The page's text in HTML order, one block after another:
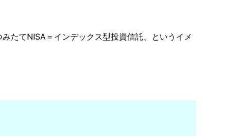
たてNISA＝インデックス型投資信託、というイメ